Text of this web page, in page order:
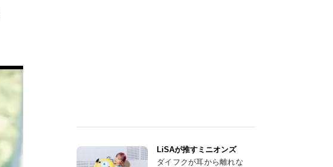
LiSAが推すミニオンズ
ダイフクが耳から離れな